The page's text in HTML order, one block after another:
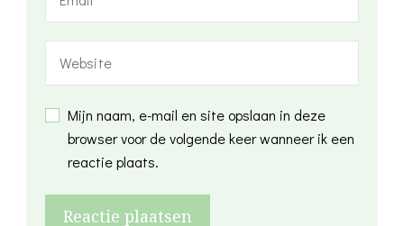
Mijn naam, e-mail en site opslaan in deze
browser voor de volgende keer wanneer ik een
reactie plaats.